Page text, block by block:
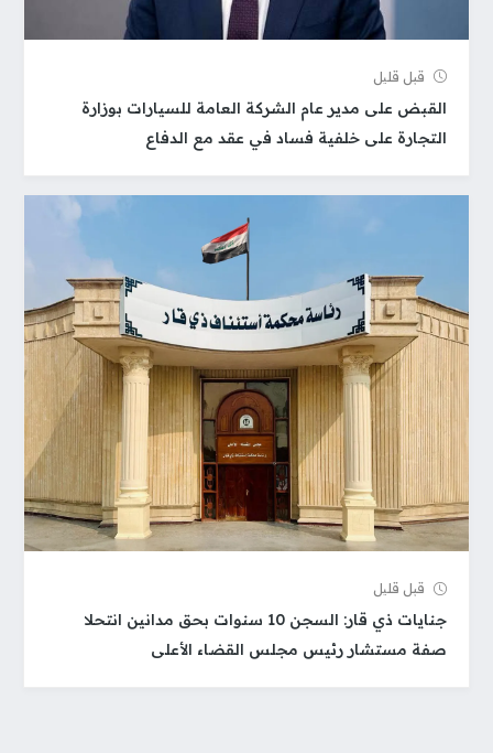
قبل قلیل
القبض على مدير عام الشركة العامة للسيارات بوزارة
التجارة على خلفية فساد في عقد مع الدفاع
قبل قلیل
جنايات ذي قار: السجن 10 سنوات بحق مدانين انتحلا
صفة مستشار رئيس مجلس القضاء الأعلى